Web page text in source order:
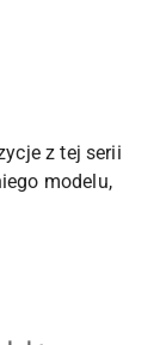
z tej serii
modelu,